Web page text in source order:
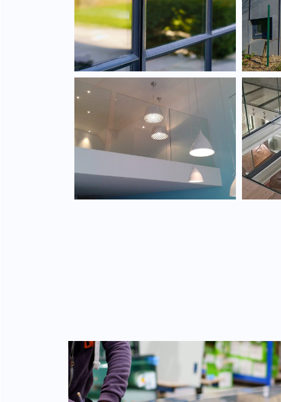
Garde-corps en verre
trempé.